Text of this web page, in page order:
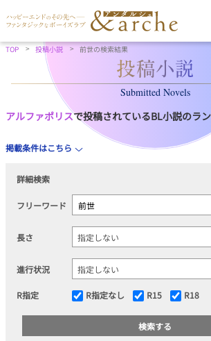
TOP 投稿小説 前世の検索結果
Submitted Novels
アルファポリスで投稿されているBL小説のラン
掲載条件はこちら
詳細検索
フリーワード
長さ
進行状況
R指定 R指定なし R15 R18